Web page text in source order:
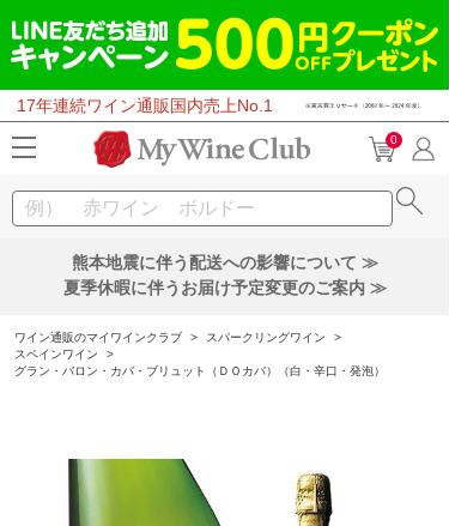
17年連続ワイン通販国内売上No.1
0
熊本地震に伴う配送への影響について ≫
夏季休暇に伴うお届け予定変更のご案内 ≫
ワイン通販のマイワインクラブ > スパークリングワイン
>
スペインワイン
>
グラン・バロン・カバ・ブリュット（ＤＯカバ）（白・辛口・発泡）